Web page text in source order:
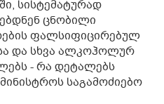
სისტემატურად
ცნობილი
ფალსიფიცირებულ
და სხვა ალკოჰოლურ
- რა დეტალებს
საგამოძიებო